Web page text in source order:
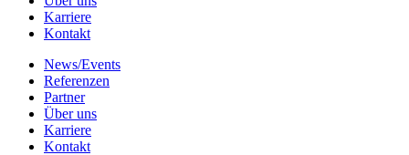
Karriere
Kontakt
News/Events
Referenzen
Partner
Über uns
Karriere
Kontakt